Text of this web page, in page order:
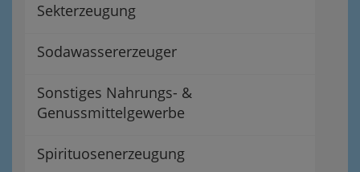
Sekterzeugung
Sodawassererzeuger
Sonstiges Nahrungs- &
Genussmittelgewerbe
Spirituosenerzeugung